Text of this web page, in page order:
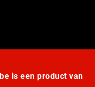
is een product van